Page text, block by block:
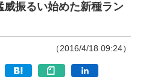
振るい始めた新種ラン
（2016/4/18 09:24）